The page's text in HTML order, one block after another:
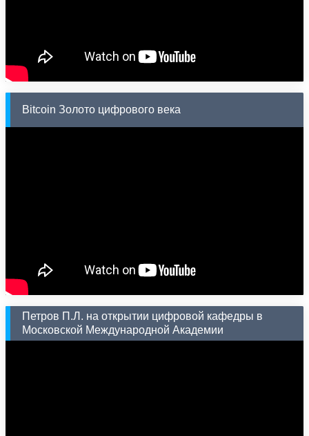
Bitcoin Золото цифрового века
Петров П.Л. на открытии цифровой кафедры в
Московской Международной Академии